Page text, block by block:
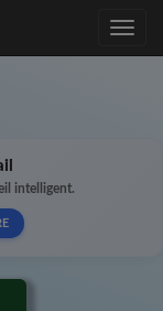
Toggle
intelligent.